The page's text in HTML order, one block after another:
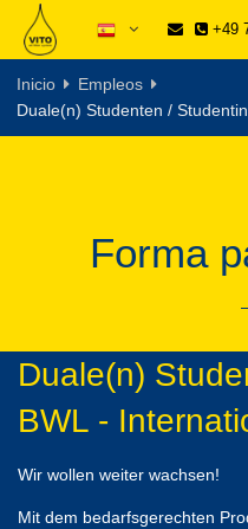
+49
Inicio
Empleos
Duale(n) Studenten /
Forma
Duale(n)
BWL -
Wir wollen weiter wachsen!
Mit dem bedarfsgerechten